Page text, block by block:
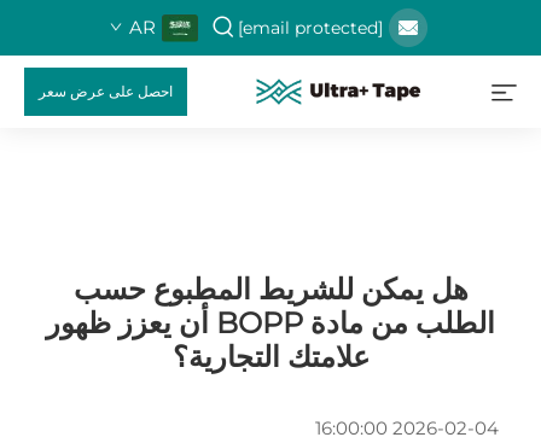
[email protected]
AR
احصل على عرض سعر
هل يمكن للشريط المطبوع حسب
الطلب من مادة BOPP أن يعزز ظهور
علامتك التجارية؟
2026-02-04 16:00:00